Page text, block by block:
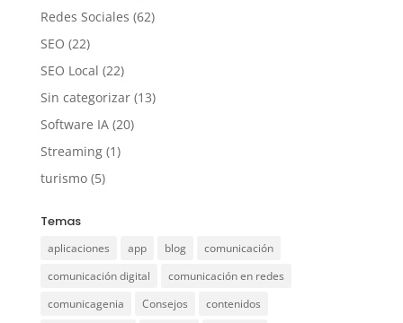
Redes Sociales (62)
SEO (22)
SEO Local (22)
Sin categorizar(13)
Software IA(20)
Streaming(1)
turismo(5)
Temas
aplicaciones app blog
comunicación
comunicación digital
comunicación en redes
comunicagenia
Consejos
contenidos